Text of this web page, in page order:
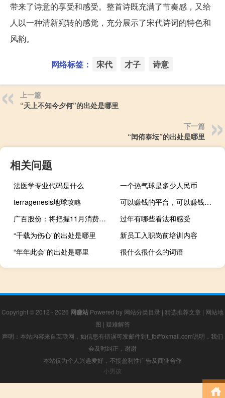
带来了诗意的享受和感受。整首诗既充满了节奏感，又给
人以一种清新宛转的感觉，充分展示了宋代诗词的特色和
风韵。
网络标签： 宋代 才子 诗意
上一篇
“天上不知今夕何”的出处是哪里
下一篇
“闰侑泰坛”的出处是哪里
相关问题
法医学专业代码是什么
一个热气球是多少人民币
terragenesis地球攻略
可以赚钱的平台，可以赚钱的任务平台都有哪些
广百股份：将把握11月消费旺季 开展“广百之夜”大型营销活动
过年有哪些看法和感受
“千载为伤心”的出处是哪里
新员工入职岗前培训内容
“年年此会”的出处是哪里
很什么很什么的词语
Copyright © 2012 - 2026 网赚站 Powered by 网站分类目录 | 精选推荐文章 | 网站地
图 | 疑难解答
声明：本站内容来自互联网，如信息有错误可发邮件到f_fb#foxmail.com说明，我们
会及时纠正，谢谢
本站仅为个人兴趣爱好，不接盈利性广告及商业合作
小男孩